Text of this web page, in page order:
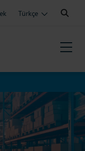
Türkçe
Search: